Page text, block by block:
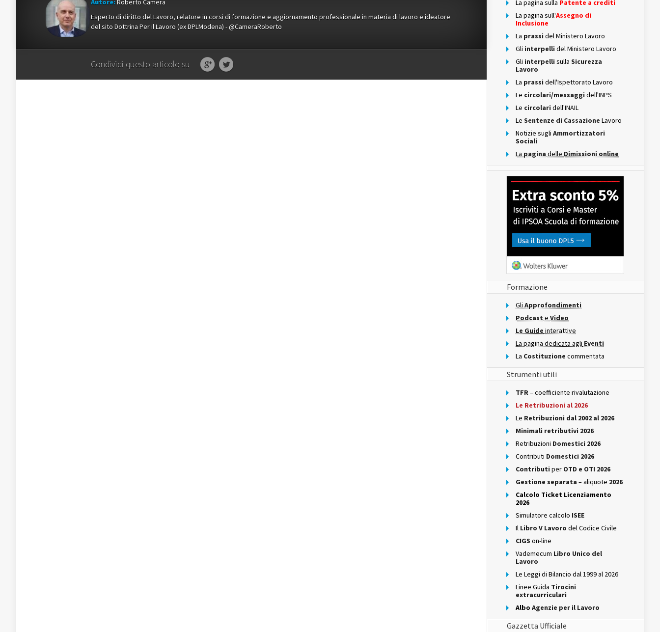
Autore:Roberto Camera
Esperto di diritto del Lavoro, relatore in corsi di formazione e aggiornamento professionale in materia di lavoro e ideatore
del sito Dottrina Per il Lavoro (ex DPLModena) - @CameraRoberto
Condividi questo articolo su
La pagina sulla Patente a crediti
La pagina sull'Assegno di
Inclusione
La prassi del Ministero Lavoro
Gli interpelli del Ministero Lavoro
Gli interpelli sulla Sicurezza
Lavoro
La prassi dell'Ispettorato Lavoro
Le circolari/messaggi dell'INPS
Le circolari dell'INAIL
Le Sentenze di Cassazione Lavoro
Notizie sugli Ammortizzatori
Sociali
La pagina delle Dimissioni online
Formazione
Gli Approfondimenti
Podcast e Video
Le Guide interattive
La pagina dedicata agli Eventi
La Costituzione commentata
Strumenti utili
TFR– coefficiente rivalutazione
Le Retribuzioni al 2026
Le Retribuzioni dal 2002 al 2026
Minimali retributivi 2026
Retribuzioni Domestici 2026
Contributi Domestici 2026
Contributi per OTD e OTI 2026
Gestione separata – aliquote 2026
Calcolo Ticket Licenziamento
2026
Simulatore calcolo ISEE
Il Libro V Lavoro del Codice Civile
CIGS on-line
Vademecum Libro Unico del
Lavoro
Le Leggi di Bilancio dal 1999 al 2026
Linee Guida Tirocini
extracurriculari
Albo Agenzie per il Lavoro
Gazzetta Ufficiale